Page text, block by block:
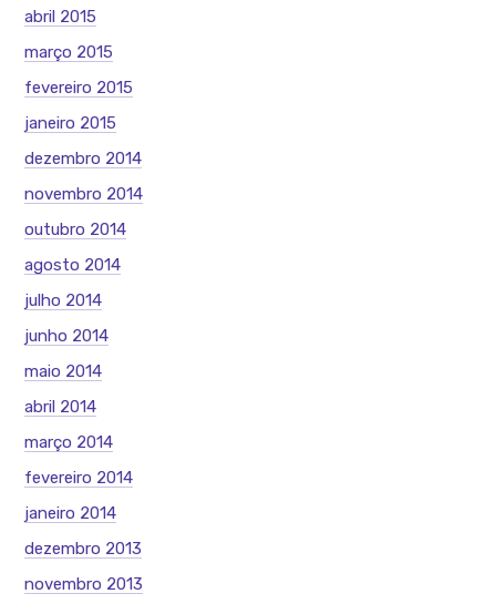
abril 2015
março 2015
fevereiro 2015
janeiro 2015
dezembro 2014
novembro 2014
outubro 2014
agosto 2014
julho 2014
junho 2014
maio 2014
abril 2014
março 2014
fevereiro 2014
janeiro 2014
dezembro 2013
novembro 2013